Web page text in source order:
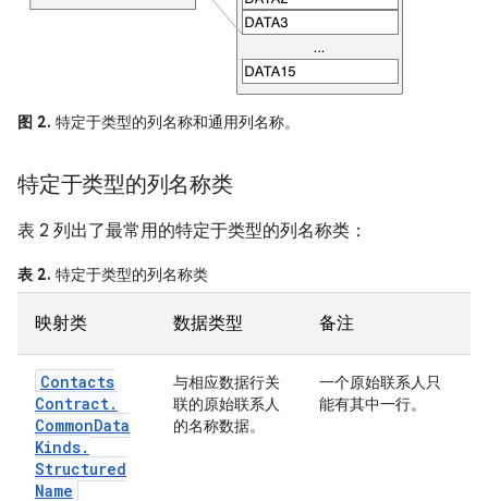
图 2. 特定于类型的列名称和通用列名称。
特定于类型的列名称类
表 2 列出了最常用的特定于类型的列名称类：
表 2. 特定于类型的列名称类
映射类 数据类型 备注
Contacts
Contract.
CommonData
Kinds.
Structured
Name
与相应数据行关
联的原始联系人
的名称数据。
一个原始联系人只
能有其中一行。